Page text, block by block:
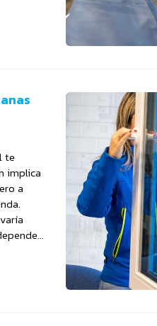
te
implica
a